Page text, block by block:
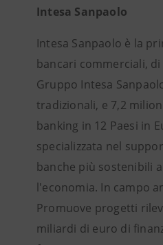
Intesa Sanpaolo
Intesa Sanpaolo è la
bancari commerciali,
Gruppo Intesa
tradizionali, e 7,2
banking in 12 Paesi in
specializzata nel
banche più sostenibili
l'economia. In campo
Promuove progetti
miliardi di euro di